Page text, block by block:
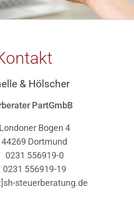
& Hölscher
PartGmbB
Londoner Bogen 4
44269 Dortmund
0231 556919-0
0231 556919-19
steuerberatung.de